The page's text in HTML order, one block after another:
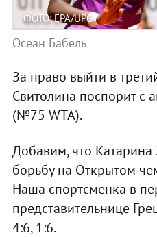
ФОТО: EPA/UPG
Осеан Бабель
За право выйти в
Свитолина поспорит с
(№75 WTA).
Добавим, что Катарина
борьбу на Открытом
Наша спортсменка в
представительнице
4:6, 1:6.